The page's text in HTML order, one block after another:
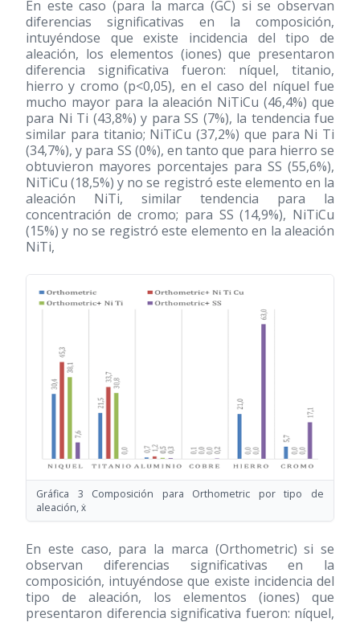
En este caso (para la marca (GC) si se observan
diferencias significativas en la composición,
intuyéndose que existe incidencia del tipo de
aleación, los elementos (iones) que presentaron
diferencia significativa fueron: níquel, titanio,
hierro y cromo (p<0,05), en el caso del níquel fue
mucho mayor para la aleación NiTiCu (46,4%) que
para Ni Ti (43,8%) y para SS (7%), la tendencia fue
similar para titanio; NiTiCu (37,2%) que para Ni Ti
(34,7%), y para SS (0%), en tanto que para hierro se
obtuvieron mayores porcentajes para SS (55,6%),
NiTiCu (18,5%) y no se registró este elemento en la
aleación NiTi, similar tendencia para la
concentración de cromo; para SS (14,9%), NiTiCu
(15%) y no se registró este elemento en la aleación
NiTi,
Gráfica 3 Composición para Orthometric por tipo de
aleación, ẋ
En este caso, para la marca (Orthometric) si se
observan diferencias significativas en la
composición, intuyéndose que existe incidencia del
tipo de aleación, los elementos (iones) que
presentaron diferencia significativa fueron: níquel,